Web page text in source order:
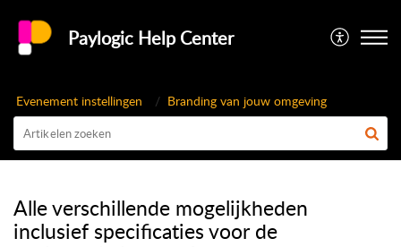
Paylogic Help Center
Evenement instellingen Branding van jouw omgeving
Alle verschillende mogelijkheden
inclusief specificaties voor de